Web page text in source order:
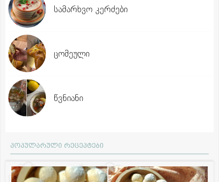
სამარხვო კერძები
ცომეული
წვნიანი
პოპულარული რეცეპტები